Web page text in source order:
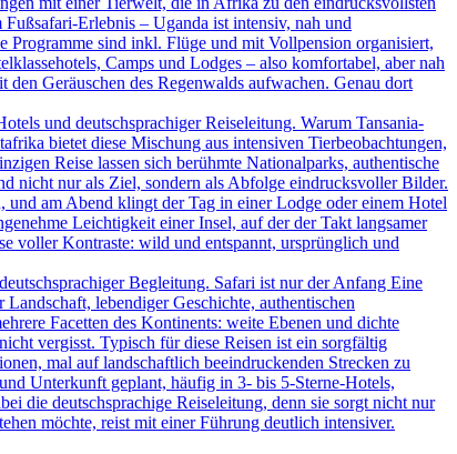
Erlebnis – Uganda ist intensiv, nah und
sind inkl. Flüge und mit Vollpension organisiert,
Camps und Lodges – also komfortabel, aber nah
Geräuschen des Regenwalds aufwachen. Genau dort
und deutschsprachiger Reiseleitung. Warum Tansania-
bietet diese Mischung aus intensiven Tierbeobachtungen,
Reise lassen sich berühmte Nationalparks, authentische
nicht nur als Ziel, sondern als Abfolge eindrucksvoller Bilder.
am Abend klingt der Tag in einer Lodge oder einem Hotel
Leichtigkeit einer Insel, auf der der Takt langsamer
voller Kontraste: wild und entspannt, ursprünglich und
Begleitung. Safari ist nur der Anfang Eine
lebendiger Geschichte, authentischen
Facetten des Kontinents: weite Ebenen und dichte
vergisst. Typisch für diese Reisen ist ein sorgfältig
mal auf landschaftlich beeindruckenden Strecken zu
Unterkunft geplant, häufig in 3- bis 5-Sterne-Hotels,
die deutschsprachige Reiseleitung, denn sie sorgt nicht nur
möchte, reist mit einer Führung deutlich intensiver.